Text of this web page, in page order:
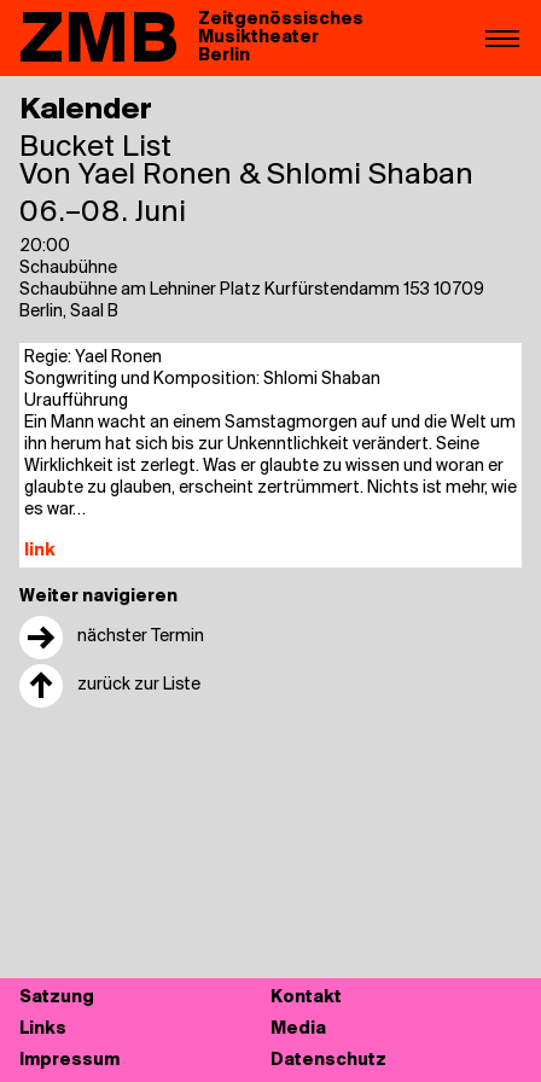
ZMB
Zeitgenössisches
Musiktheater
Berlin
Weiter navigieren
→ nächster Termin
↑ zurück zur Liste
Kalender
Bucket List
Von Yael Ronen & Shlomi Shaban
06.–08. Juni
20:00
Schaubühne
Schaubühne am Lehniner Platz Kurfürstendamm 153 10709
Berlin, Saal B
Regie: Yael Ronen
Song­wri­ting und Kom­po­si­ti­on: Shlo­mi Shaban
Uraufführung
Ein Mann wacht an einem Sams­tag­mor­gen auf und die Welt um
ihn her­um hat sich bis zur Unkennt­lich­keit ver­än­dert. Sei­ne
Wirk­lich­keit ist zer­legt. Was er glaub­te zu wis­sen und wor­an er
glaub­te zu glau­ben, erscheint zer­trüm­mert. Nichts ist mehr, wie
es war…
link
Sat­zung
Kon­takt
Links
Media
Impres­sum
Daten­schutz